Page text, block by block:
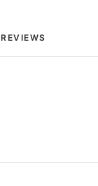
REVIEWS